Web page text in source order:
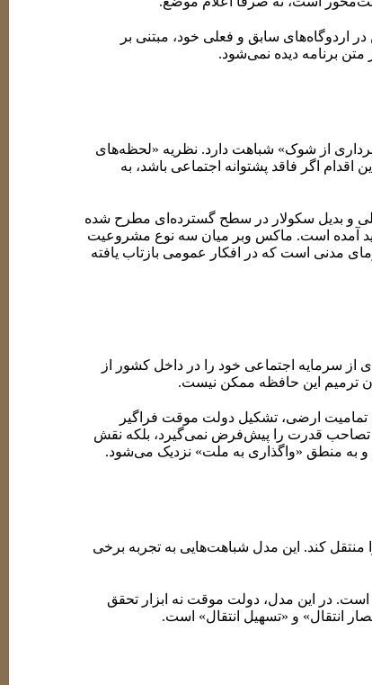
اردوگاه‌های سابق و فعلی خود، مبتنی بر
برنامه دیده نمی‌شود.
از شوک» شباهت دارد. نظریه «لحظه‌های
اگر فاقد پشتوانه اجتماعی باشد، به
ملی و بدیل سکولار در سطح گسترده‌ای مطرح شده
آمده است. ماکس وبر میان سه نوع مشروعیت
مدنی است که در افکار عمومی بازتاب یافته
سرمایه اجتماعی خود را در داخل کشور از
ترمیم این حافظه ممکن نیست.
ارضی، تشکیل دولت موقت فراگیر
تصاحب قدرت را پیش‌فرض نمی‌گیرد، بلکه نقش
و به منطق «واگذاری به ملت» نزدیک می‌شود.
کند. این مدل شباهت‌هایی به تجربه برخی
در این مدل، دولت موقت نه ابزار تحقق
انتقال» و «تسهیل انتقال» است.